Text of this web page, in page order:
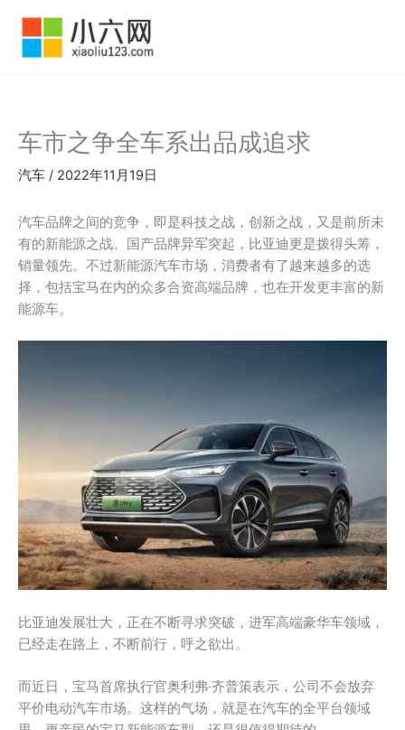
车市之争全车系出品成追求
汽车 / 2022年11月19日
汽车品牌之间的竞争，即是科技之战，创新之战，又是前所未
有的新能源之战。国产品牌异军突起，比亚迪更是拨得头筹，
销量领先。不过新能源汽车市场，消费者有了越来越多的选
择，包括宝马在内的众多合资高端品牌，也在开发更丰富的新
能源车。
比亚迪发展壮大，正在不断寻求突破，进军高端豪华车领域，
已经走在路上，不断前行，呼之欲出。
而近日，宝马首席执行官奥利弗·齐普策表示，公司不会放弃
平价电动汽车市场。这样的气场，就是在汽车的全平台领域